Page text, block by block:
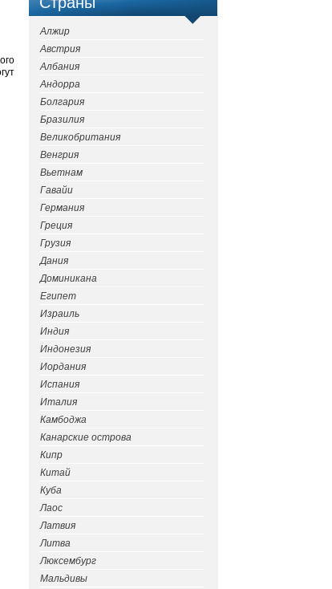
Алжир
Австрия
Албания
Андорра
Болгария
Бразилия
Великобритания
Венгрия
Вьетнам
Гавайи
Германия
Греция
Грузия
Дания
Доминикана
Египет
Израиль
Индия
Индонезия
Иордания
Испания
Италия
Камбоджа
Канарские острова
Кипр
Китай
Куба
Лаос
Латвия
Литва
Люксембург
Мальдивы